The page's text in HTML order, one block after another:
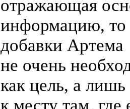
отражающая
информацию, то
добавки Артема
не очень
как цель, а лишь